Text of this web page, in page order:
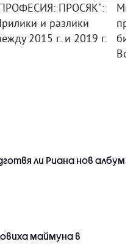
ПРОСЯК":
и разлики
2015 г. и 2019 г.
ли Риана нов албум
маймуна в